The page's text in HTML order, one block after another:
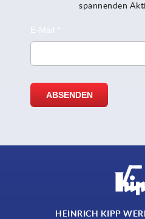
spannenden
HEINRICH KIPP